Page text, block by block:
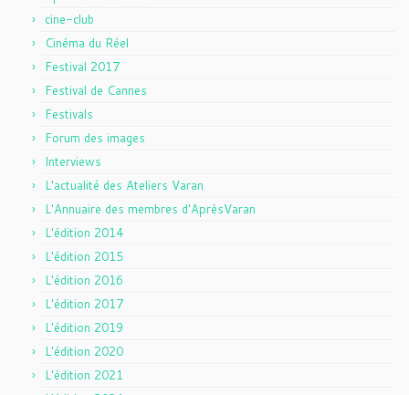
cine-club
Cinéma du Réel
Festival 2017
Festival de Cannes
Festivals
Forum des images
Interviews
L'actualité des Ateliers Varan
L'Annuaire des membres d'AprèsVaran
L'édition 2014
L'édition 2015
L'édition 2016
L'édition 2017
L'édition 2019
L'édition 2020
L'édition 2021